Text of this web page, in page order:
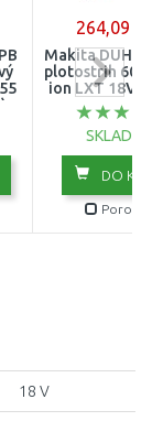
264,09
Makita
plotostrih 600
ion LXT 18V
DO
18 V